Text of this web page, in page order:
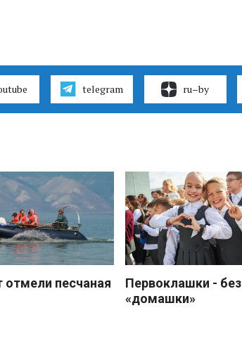
telegram ru–by
песчаная
Первоклашки - без
«домашки»